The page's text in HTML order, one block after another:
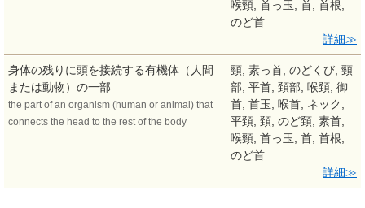
喉頸, 首っ玉, 首, 首根,
のど首
詳細
身体の残りに頭を接続する有機体（人間
または動物）の一部
the part of an organism (human or animal) that
connects the head to the rest of the body
頸, 素っ首, のどくび, 頸
部, 平首, 頚部, 喉頚, 御
首, 首玉, 喉首, ネック,
平頚, 頚, のど頚, 素首,
喉頸, 首っ玉, 首, 首根,
のど首
詳細